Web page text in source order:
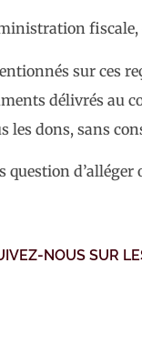
fiscale,
sur ces
délivrés au
les dons, sans
question
NOUS SUR